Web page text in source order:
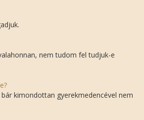
nem tudom fel tudjuk-e
kimondottan gyerekmedencével nem